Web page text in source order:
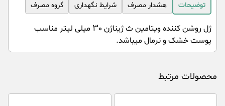
توضیحات هشدار مصرف شرایط نگهداری گروه مصرف
ژل روشن کننده ویتامین ث ژیناژن 30 میلی لیتر مناسب
پوست خشک و نرمال میباشد.
محصولات مرتبط